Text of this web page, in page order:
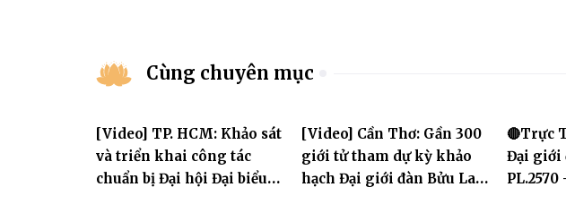
Cùng chuyên mục
[Video] TP. HCM: Khảo sát
và triển khai công tác
chuẩn bị Đại hội Đại biểu
[Video] Cần Thơ: Gần 300
giới tử tham dự kỳ khảo
hạch Đại giới đàn Bửu Lai
🔴Trực
Đại giới
PL.2570